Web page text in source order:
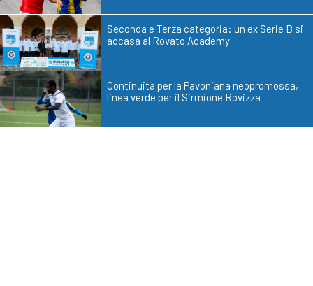
Seconda e Terza categoria: un ex Serie B si
accasa al Rovato Academy
Continuità per la Pavoniana neopromossa,
linea verde per il Sirmione Rovizza